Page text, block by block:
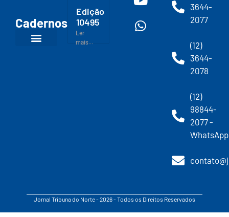
Cadernos
Edição
10495
Ler
mais...
3644-
2077
(12)
3644-
2078
(12)
98844-
2077 -
WhatsApp
Jornal Tribuna do Norte - 2026 - Todos os Direitos Reservados